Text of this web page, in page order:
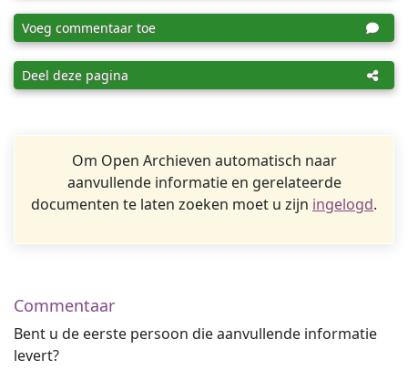
Voeg commentaar toe
Deel deze pagina
Om Open Archieven automatisch naar
aanvullende informatie en gerelateerde
documenten te laten zoeken moet u zijn ingelogd.
Commentaar
Bent u de eerste persoon die aanvullende informatie
levert?